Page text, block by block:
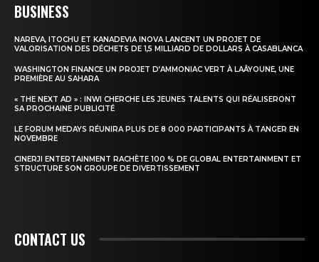
Formules d’abonnement
Mon compte
BUSINESS
NAREVA, ITOCHU ET KANADEVIA INOVA LANCENT UN PROJET DE
VALORISATION DES DÉCHETS DE 1,5 MILLIARD DE DOLLARS À CASABLANCA
WASHINGTON FINANCE UN PROJET D’AMMONIAC VERT À LAÂYOUNE, UNE
PREMIÈRE AU SAHARA
« THE NEXT AD » : INWI CHERCHE LES JEUNES TALENTS QUI RÉALISERONT
SA PROCHAINE PUBLICITÉ
LE FORUM MEDAYS RÉUNIRA PLUS DE 8 000 PARTICIPANTS À TANGER EN
NOVEMBRE
CINERJI ENTERTAINMENT RACHÈTE 100 % DE GLOBAL ENTERTAINMENT ET
STRUCTURE SON GROUPE DE DIVERTISSEMENT
CONTACT US